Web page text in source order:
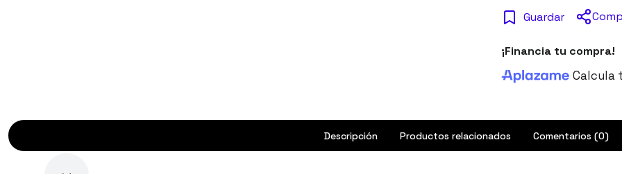
Guardar
¡Financia tu compra!
Calcula
Descripción Productos relacionados Comentarios (0)